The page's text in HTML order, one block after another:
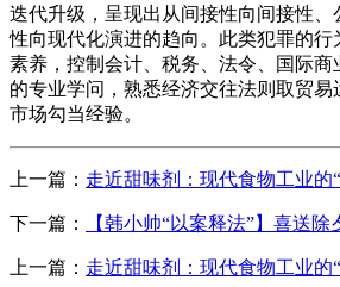
迭代升级，呈现出从间接性向间接性
性向现代化演进的趋向。此类犯罪的
素养，控制会计、税务、法令、国际
的专业学问，熟悉经济交往法则取贸
市场勾当经验。
上一篇： 走近甜味剂：现代食物工业的
下一篇： 【韩小帅“以案释法”】喜送
上一篇： 走近甜味剂：现代食物工业的